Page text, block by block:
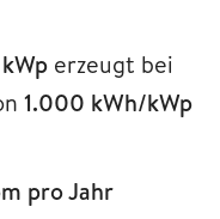
erzeugt bei
1.000 kWh/kWp
pro Jahr